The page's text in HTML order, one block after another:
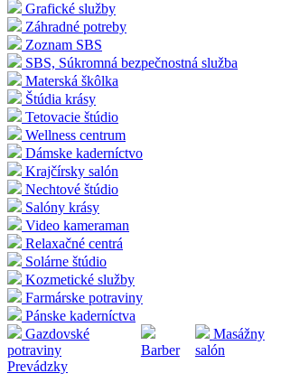
Grafické služby
Záhradné potreby
Zoznam SBS
SBS, Súkromná bezpečnostná služba
Materská škôlka
Štúdia krásy
Tetovacie štúdio
Wellness centrum
Dámske kaderníctvo
Krajčírsky salón
Nechtové štúdio
Salóny krásy
Video kameraman
Relaxačné centrá
Solárne štúdio
Kozmetické služby
Farmárske potraviny
Pánske kaderníctva
Gazdovské
potraviny
Barber
Masážny
salón
Prevádzky